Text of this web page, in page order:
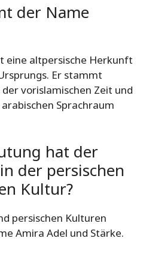
der Name
eine altpersische Herkunft
Er stammt
vorislamischen Zeit und
Sprachraum
hat der
der persischen
Kultur?
persischen Kulturen
Amira Adel und Stärke.